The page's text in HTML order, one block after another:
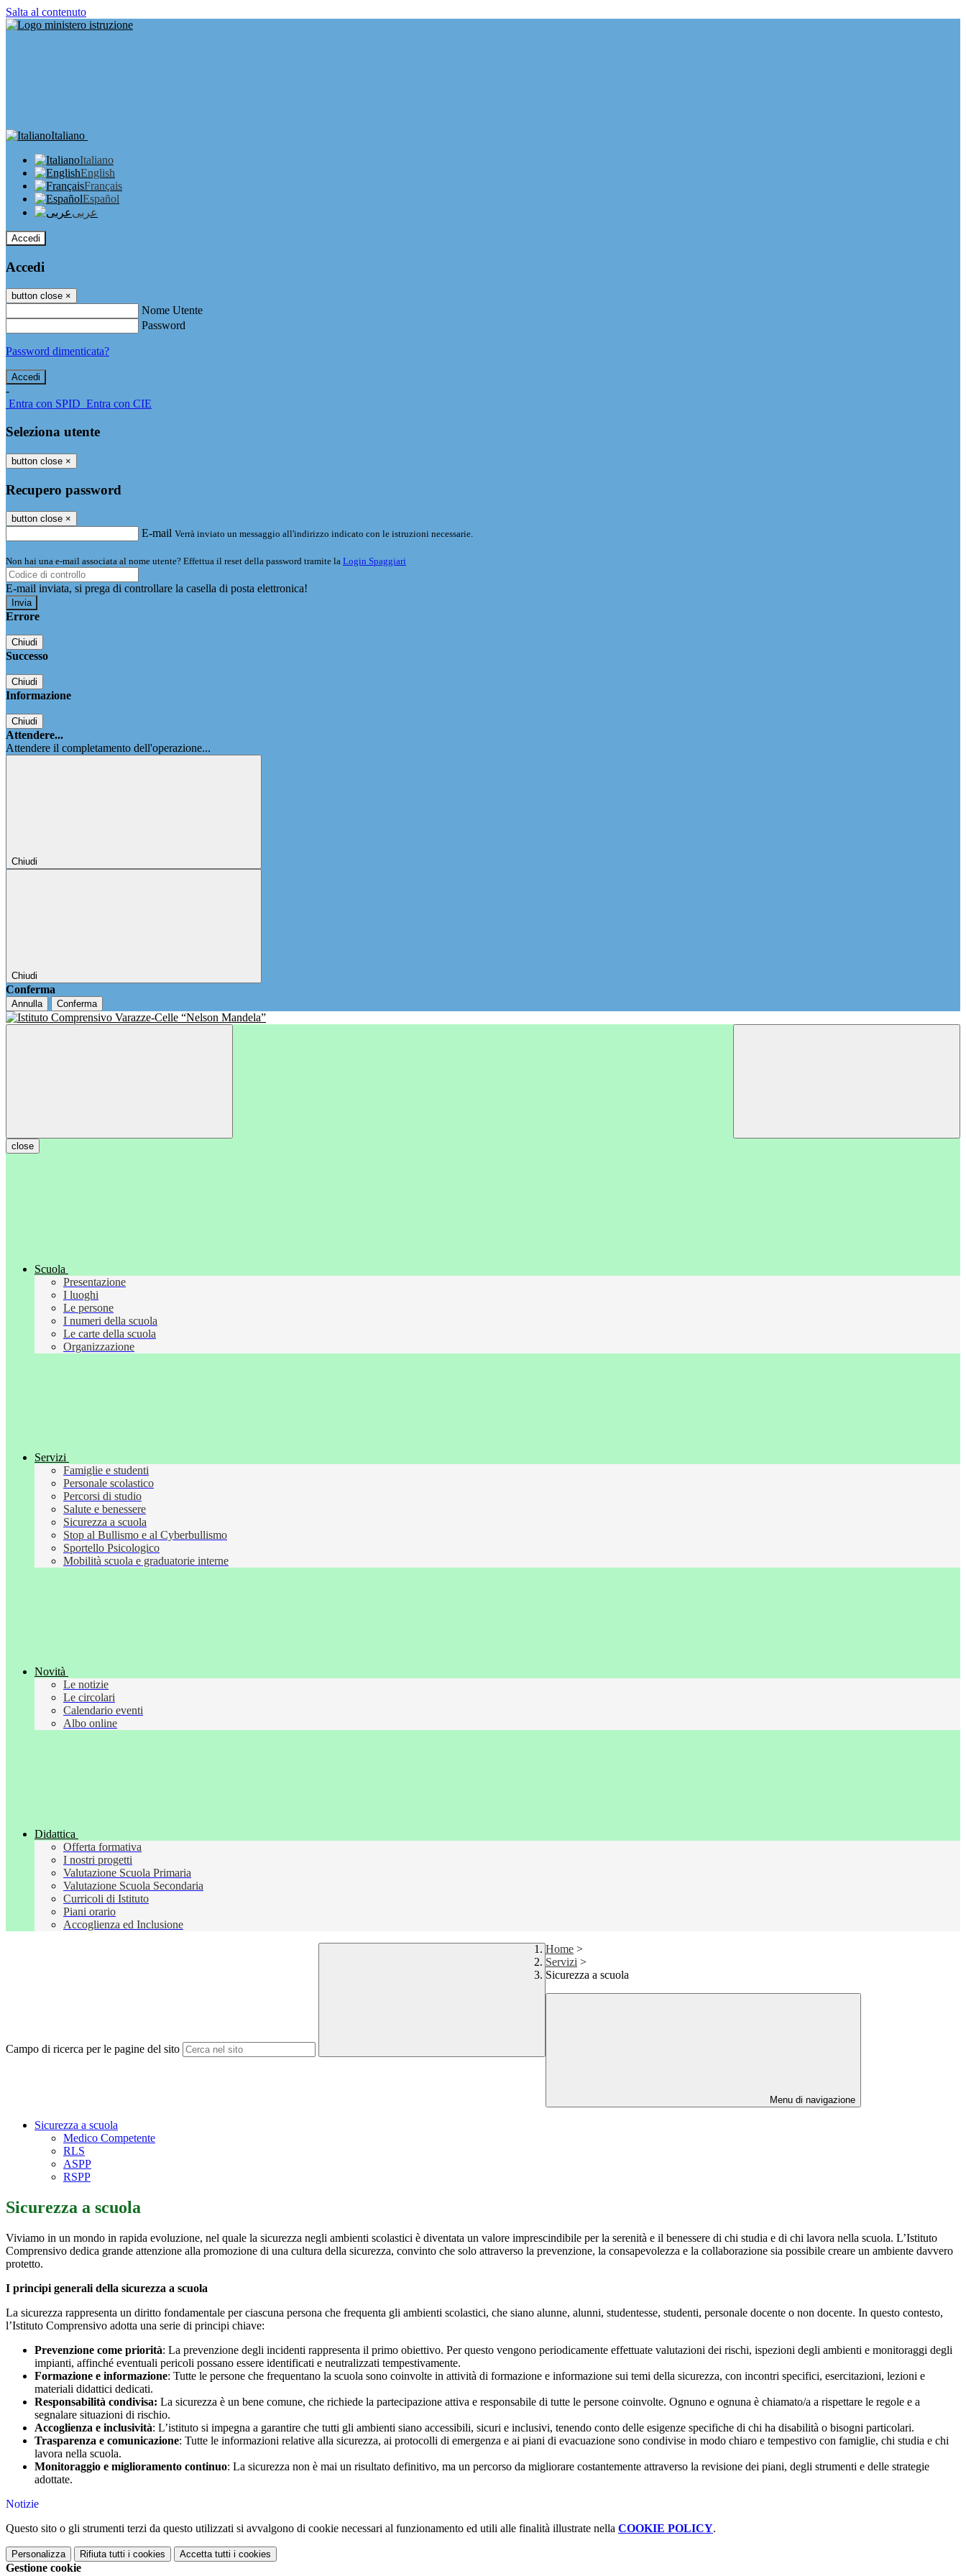
Salta al contenuto
Italiano
Italiano
English
Français
Español
عربى
Accedi
Accedi
button close ×
Nome Utente
Password
Password dimenticata?
-
Entra con SPID Entra con CIE
Seleziona utente
button close ×
Recupero password
button close ×
E-mail Verrà inviato un messaggio all'indirizzo indicato con le istruzioni necessarie.
Non hai una e-mail associata al nome utente? Effettua il reset della password tramite la Login Spaggiari
E-mail inviata, si prega di controllare la casella di posta elettronica!
Errore
Chiudi
Successo
Chiudi
Informazione
Chiudi
Attendere...
Attendere il completamento dell'operazione...
Chiudi
Chiudi
Conferma
Annulla Conferma
close
Scuola
Presentazione
I luoghi
Le persone
I numeri della scuola
Le carte della scuola
Organizzazione
Servizi
Famiglie e studenti
Personale scolastico
Percorsi di studio
Salute e benessere
Sicurezza a scuola
Stop al Bullismo e al Cyberbullismo
Sportello Psicologico
Mobilità scuola e graduatorie interne
Novità
Le notizie
Le circolari
Calendario eventi
Albo online
Didattica
Offerta formativa
I nostri progetti
Valutazione Scuola Primaria
Valutazione Scuola Secondaria
Curricoli di Istituto
Piani orario
Accoglienza ed Inclusione
Campo di ricerca per le pagine del sito
Home >
Servizi >
Sicurezza a scuola
Menu di navigazione
Sicurezza a scuola
Medico Competente
RLS
ASPP
RSPP
Sicurezza a scuola
Viviamo in un mondo in rapida evoluzione, nel quale la sicurezza negli ambienti scolastici è diventata un valore imprescindibile per la serenità e il benessere di chi studia e di chi lavora nella scuola. L’Istituto
Comprensivo dedica grande attenzione alla promozione di una cultura della sicurezza, convinto che solo attraverso la prevenzione, la consapevolezza e la collaborazione sia possibile creare un ambiente davvero
protetto.
I principi generali della sicurezza a scuola
La sicurezza rappresenta un diritto fondamentale per ciascuna persona che frequenta gli ambienti scolastici, che siano alunne, alunni, studentesse, studenti, personale docente o non docente. In questo contesto,
l’Istituto Comprensivo adotta una serie di principi chiave:
Prevenzione come priorità: La prevenzione degli incidenti rappresenta il primo obiettivo. Per questo vengono periodicamente effettuate valutazioni dei rischi, ispezioni degli ambienti e monitoraggi degli
impianti, affinché eventuali pericoli possano essere identificati e neutralizzati tempestivamente.
Formazione e informazione: Tutte le persone che frequentano la scuola sono coinvolte in attività di formazione e informazione sui temi della sicurezza, con incontri specifici, esercitazioni, lezioni e
materiali didattici dedicati.
Responsabilità condivisa: La sicurezza è un bene comune, che richiede la partecipazione attiva e responsabile di tutte le persone coinvolte. Ognuno e ognuna è chiamato/a a rispettare le regole e a
segnalare situazioni di rischio.
Accoglienza e inclusività: L’istituto si impegna a garantire che tutti gli ambienti siano accessibili, sicuri e inclusivi, tenendo conto delle esigenze specifiche di chi ha disabilità o bisogni particolari.
Trasparenza e comunicazione: Tutte le informazioni relative alla sicurezza, ai protocolli di emergenza e ai piani di evacuazione sono condivise in modo chiaro e tempestivo con famiglie, chi studia e chi
lavora nella scuola.
Monitoraggio e miglioramento continuo: La sicurezza non è mai un risultato definitivo, ma un percorso da migliorare costantemente attraverso la revisione dei piani, degli strumenti e delle strategie
adottate.
Notizie
Questo sito o gli strumenti terzi da questo utilizzati si avvalgono di cookie necessari al funzionamento ed utili alle finalità illustrate nella COOKIE POLICY.
Personalizza Rifiuta tutti i cookies Accetta tutti i cookies
Gestione cookie